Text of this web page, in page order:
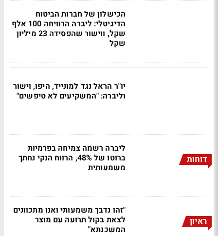
הכישלון של חברות הביטוח
הדיגיטלי: ליברה הרוויחה 100 אלף
שקל, ווישור שהפסידה 23 מיליון
שקל
יו"ר הראל נגד למונייד, היפו, וישור
וליברה: "המשקיעים לא טיפשים"
דוחות
ליברה רשמה צמיחה בפרמיות
ברוטו של 48%, הרווח הנקי נחתך
משמעותית
ראיון
"זהו נדבך משמעותי ואנו מתכוונים
לצאת בקול תרועה עם מוצר
המשכנתא"